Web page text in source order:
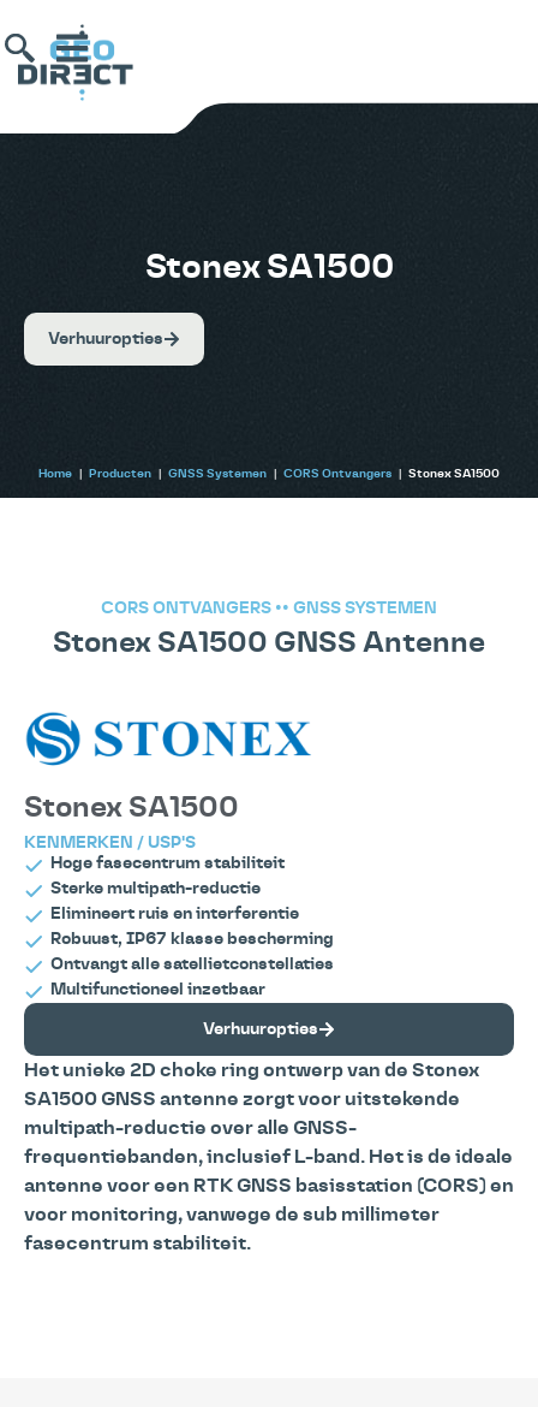
Stonex SA1500
Verhuuropties
Home Producten GNSS Systemen CORS Ontvangers Stonex SA1500
CORS ONTVANGERS •• GNSS SYSTEMEN
Stonex SA1500 GNSS Antenne
Het unieke 2D choke ring ontwerp van de Stonex
SA1500 GNSS antenne zorgt voor uitstekende
multipath-reductie over alle GNSS-
frequentiebanden, inclusief L-band. Het is de ideale
antenne voor een RTK GNSS basisstation (CORS) en
voor monitoring, vanwege de sub millimeter
fasecentrum stabiliteit.
Stonex SA1500
KENMERKEN / USP'S
Hoge fasecentrum stabiliteit
Sterke multipath-reductie
Elimineert ruis en interferentie
Robuust, IP67 klasse bescherming
Ontvangt alle satellietconstellaties
Multifunctioneel inzetbaar
Verhuuropties